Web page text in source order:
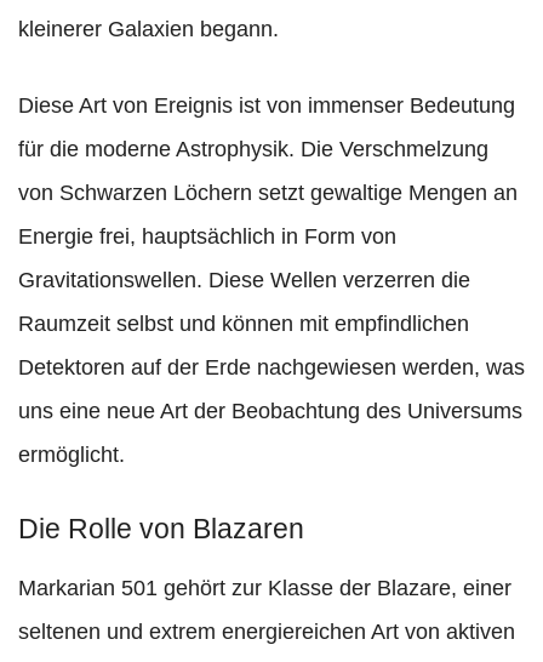
kleinerer Galaxien begann.
Diese Art von Ereignis ist von immenser Bedeutung
für die moderne Astrophysik. Die Verschmelzung
von Schwarzen Löchern setzt gewaltige Mengen an
Energie frei, hauptsächlich in Form von
Gravitationswellen. Diese Wellen verzerren die
Raumzeit selbst und können mit empfindlichen
Detektoren auf der Erde nachgewiesen werden, was
uns eine neue Art der Beobachtung des Universums
ermöglicht.
Die Rolle von Blazaren
Markarian 501 gehört zur Klasse der Blazare, einer
seltenen und extrem energiereichen Art von aktiven